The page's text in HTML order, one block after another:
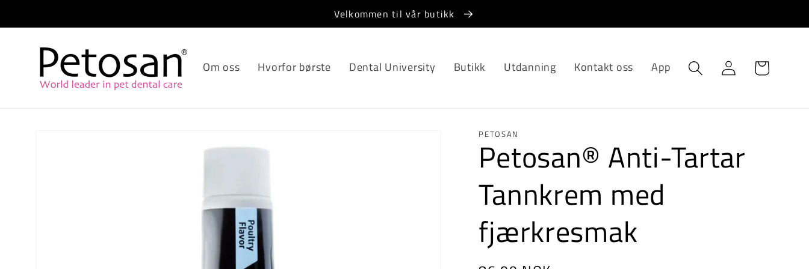
innholdet
Velkommen til vår butikk
Om oss Hvorfor børste Dental University Butikk Utdanning Kontakt oss App
Logg
Inn
Handlevogn
PETOSAN
Petosan® Anti-Tartar
Tannkrem med
fjærkresmak